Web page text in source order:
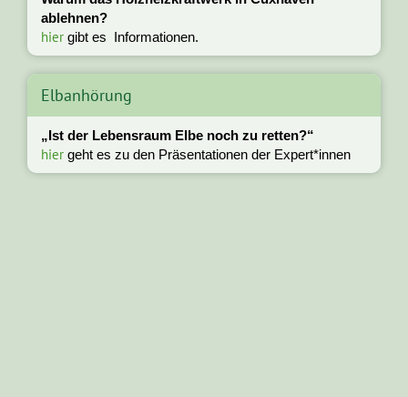
ablehnen?
hier gibt es Informationen.
Elbanhörung
„Ist der Lebensraum Elbe noch zu retten?“
hier geht es zu den Präsentationen der Expert*innen